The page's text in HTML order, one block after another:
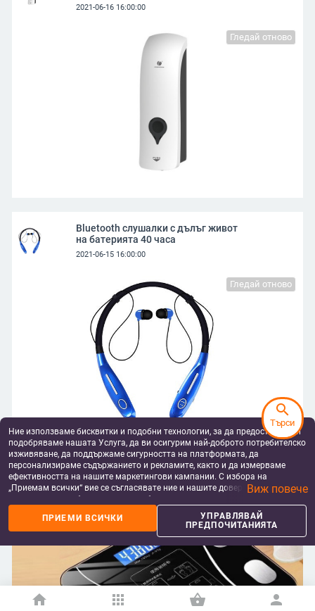
home apps shopping_basket person
2021-06-16 16:00:00
Гледай отново
Bluetooth слушалки с дълъг живот
на батерията 40 часа
2021-06-15 16:00:00
Гледай отново
Домашен електронен кантар за
измерване на тегло с bluetooth
зареждане
Гледай отново
Ние използваме бисквитки и подобни технологии, за да предоставяме и
подобряваме нашата Услуга, да ви осигурим най-доброто потребителско
изживяване, да поддържаме сигурността на платформата, да
персонализираме съдържанието и рекламите, както и да измерваме
ефективността на нашите маркетингови кампании. С избора на
„Приемам всички“ вие се съгласявате ние и нашите доверени партньори
да съхраняваме бисквитки и подобни технологии на вашето устройство
за рекламни и аналитични цели. Можете по всяко време да управлявате
своите предпочитания, като натиснете „Управлявай предпочитанията“.
За повече информация, моля, вижте нашата
данните.
Виж повече
ПРИЕМИ ВСИЧКИ
УПРАВЛЯВАЙ
ПРЕДПОЧИТАНИЯТА
search
Търси